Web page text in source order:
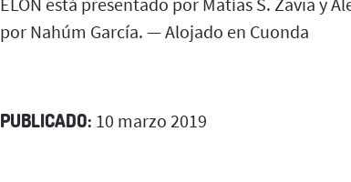
por Nahúm García. — Alojado en Cuonda
PUBLICADO: 10 marzo 2019